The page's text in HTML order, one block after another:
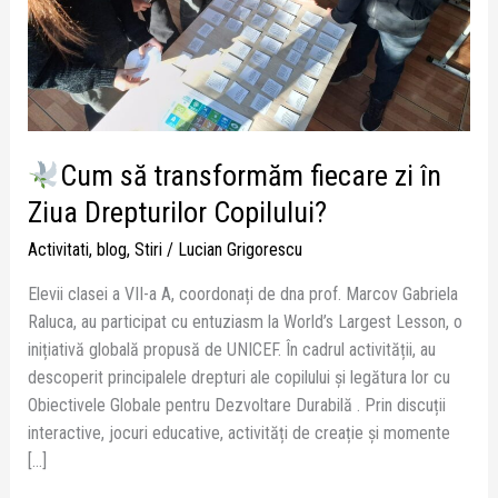
Cum să transformăm fiecare zi în
Ziua Drepturilor Copilului?
Activitati, blog, Stiri/ Lucian Grigorescu
Elevii clasei a VII-a A, coordonați de dna prof. Marcov Gabriela
Raluca, au participat cu entuziasm la World’s Largest Lesson, o
inițiativă globală propusă de UNICEF. În cadrul activității, au
descoperit principalele drepturi ale copilului și legătura lor cu
Obiectivele Globale pentru Dezvoltare Durabilă . Prin discuții
interactive, jocuri educative, activități de creație și momente
[…]
Ziua
Drepturilor
Copilului?